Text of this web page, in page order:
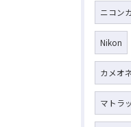
ニコン
Nikon
カメオ
マトラ